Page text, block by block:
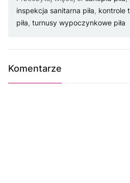
inspekcja sanitarna piła, kontrole
piła, turnusy wypoczynkowe piła
Komentarze